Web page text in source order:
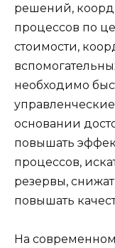
решений,
процессов по
стоимости,
необходимо
основании
повышать
процессов,
резервы,
повышать
На